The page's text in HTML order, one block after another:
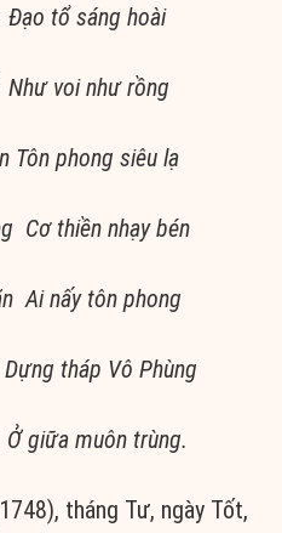
tổ sáng hoài
voi như rồng
Tôn phong siêu lạ
Cơ thiền nhạy bén
Ai nấy tôn phong
tháp Vô Phùng
giữa muôn trùng.
tháng Tư, ngày Tốt,